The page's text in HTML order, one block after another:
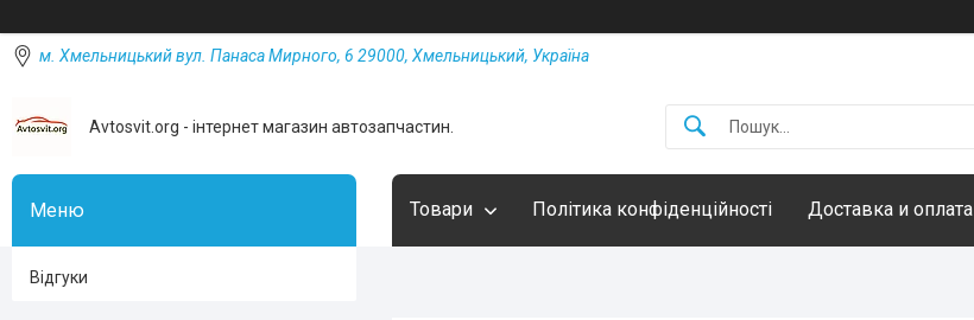
м. Хмельницький вул. Панаса Мирного, 6 29000, Хмельницький, Україна
Avtosvit.org - інтернет магазин автозапчастин.
Товари Політика конфіденційності Доставка и оплата
Відгуки